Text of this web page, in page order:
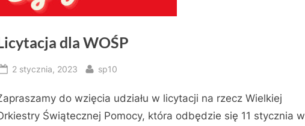
dla WOŚP
Posted
2 stycznia, 2023 By
sp10
do wzięcia udziału w licytacji na rzecz Wielkiej
Świątecznej Pomocy, która odbędzie się 11 stycznia w